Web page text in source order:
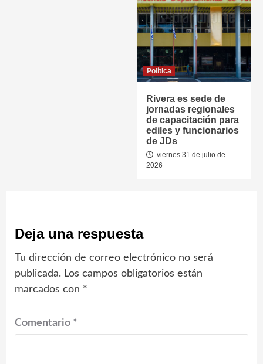
Política
Rivera es sede de
jornadas regionales
de capacitación para
ediles y funcionarios
de JDs
viernes 31 de julio de
2026
Deja una respuesta
Tu dirección de correo electrónico no será
publicada. Los campos obligatorios están
marcados con *
Comentario *